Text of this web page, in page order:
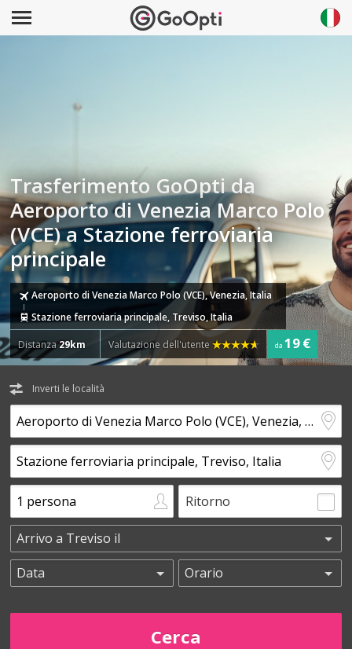
Trasferimento GoOpti da
Aeroporto di Venezia Marco Polo
(VCE) a Stazione ferroviaria
principale
Aeroporto di Venezia Marco Polo (VCE), Venezia, Italia
Stazione ferroviaria principale, Treviso, Italia
Distanza29km Valutazione dell'utente da 19 €
Inverti le località
Ritorno